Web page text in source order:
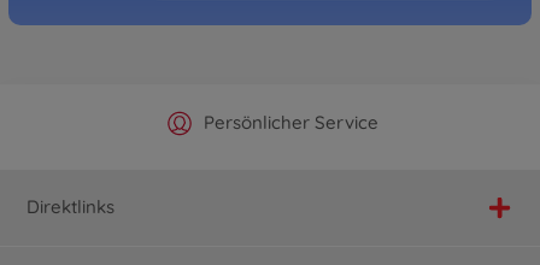
Offizieller Hersteller Shop
Persönlicher Service
Versandkostenfrei ab 25€
Schnelle Lieferung
Direktlinks